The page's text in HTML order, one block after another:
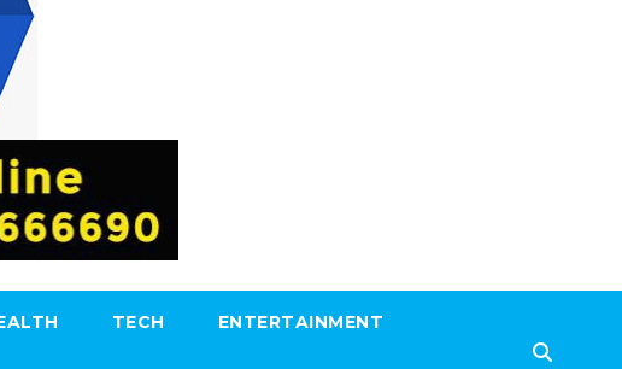
TECH ENTERTAINMENT